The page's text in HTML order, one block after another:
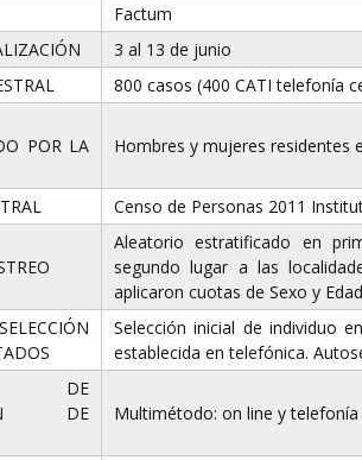
Factum
3 al 13 de junio
800 casos (400 CATI telefonía
POR LA
Hombres y mujeres residentes
Censo de Personas 2011
Aleatorio estratificado en
segundo lugar a las
aplicaron cuotas de Sexo y
Selección inicial de individuo
establecida en telefónica.
DE
DE
Multimétodo: on line y telefonía